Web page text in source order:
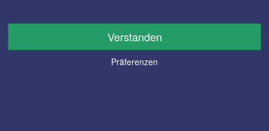
Verstanden
Präferenzen